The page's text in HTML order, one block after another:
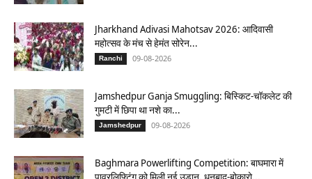
Jharkhand Adivasi Mahotsav 2026: आदिवासी
महोत्सव के मंच से हेमंत सोरेन...
Ranchi 09-08-2026
Jamshedpur Ganja Smuggling: बिस्किट-चॉकलेट की
गुमटी में छिपा था नशे का...
Jamshedpur 09-08-2026
Baghmara Powerlifting Competition: बाघमारा में